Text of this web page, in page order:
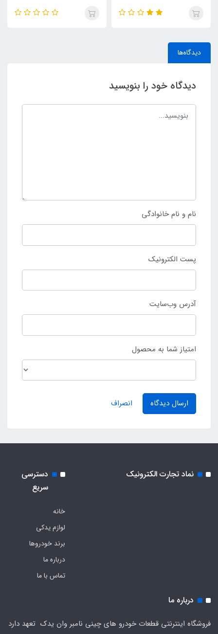
دیدگاه‌ها
دیدگاه خود را بنویسید
نام و نام خانوادگی
پست الکترونیک
آدرس وب‌سایت
امتیاز شما به محصول
ارسال دیدگاه انصراف
نماد تجارت الکترونیک
دسترسی
سریع
خانه
لوازم یدکی
برند خودروها
درباره ما
تماس با ما
درباره ما
فروشگاه اینترنتی قطعات خودرو های چینی نامبر وان یدک تعهد دارد